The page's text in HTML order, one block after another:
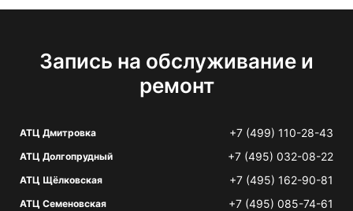
Запись на обслуживание и
ремонт
АТЦ Дмитровка +7 (499) 110-28-43
АТЦ Долгопрудный +7 (495) 032-08-22
АТЦ Щёлковская +7 (495) 162-90-81
АТЦ Семеновская +7 (495) 085-74-61